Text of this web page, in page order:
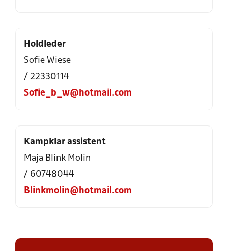
Holdleder
Sofie Wiese
/ 22330114
Sofie_b_w@hotmail.com
Kampklar assistent
Maja Blink Molin
/ 60748044
Blinkmolin@hotmail.com